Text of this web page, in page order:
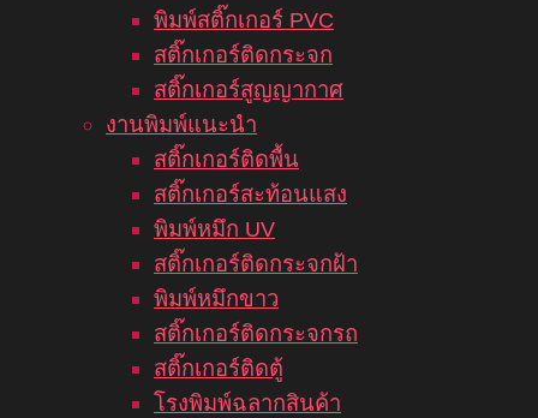
พิมพ์สติ๊กเกอร์ PVC
สติ๊กเกอร์ติดกระจก
สติ๊กเกอร์สูญญากาศ
งานพิมพ์แนะนำ
สติ๊กเกอร์ติดพื้น
สติ๊กเกอร์สะท้อนแสง
พิมพ์หมึก UV
สติ๊กเกอร์ติดกระจกฝ้า
พิมพ์หมึกขาว
สติ๊กเกอร์ติดกระจกรถ
สติ๊กเกอร์ติดตู้
โรงพิมพ์ฉลากสินค้า